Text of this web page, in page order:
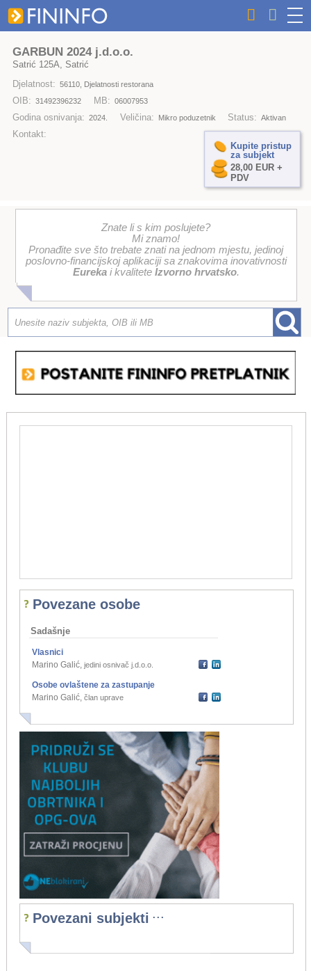
GARBUN 2024 j.d.o.o.
Satrić 125A, Satrić
Djelatnost: 56110, Djelatnosti restorana
OIB: 31492396232 MB: 06007953
Godina osnivanja: 2024. Veličina: Mikro poduzetnik Status: Aktivan
Kontakt:
Kupite pristup
za subjekt
28,00 EUR +
PDV
Znate li s kim poslujete?
Mi znamo!
Pronađite sve što trebate znati na jednom mjestu, jedinoj
poslovno-financijskoj aplikaciji sa znakovima inovativnosti
Eurekai kvalitete Izvorno hrvatsko.
Povezane osobe
Sadašnje
Vlasnici
Marino Galić, jedini osnivač j.d.o.o.
Osobe ovlaštene za zastupanje
Marino Galić, član uprave
Povezani subjekti ...